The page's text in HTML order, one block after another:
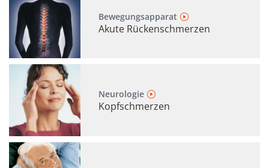
Bewegungsapparat
Akute Rückenschmerzen
Neurologie
Kopfschmerzen